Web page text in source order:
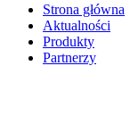
Strona główna
Aktualności
Produkty
Partnerzy